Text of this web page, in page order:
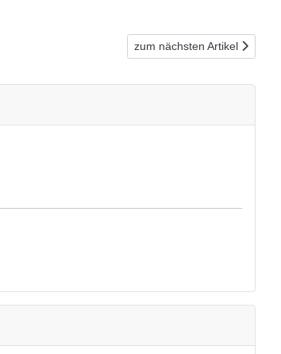
Nächster Beitrag: Urbane
zum nächsten Artikel